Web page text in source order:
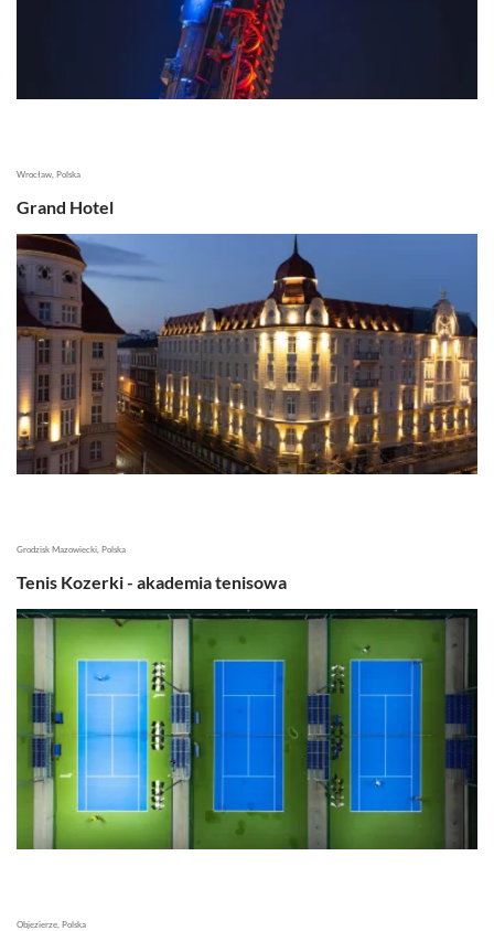
Wrocław, Polska
Grand Hotel
Grodzisk Mazowiecki, Polska
Tenis Kozerki - akademia tenisowa
Objezierze, Polska